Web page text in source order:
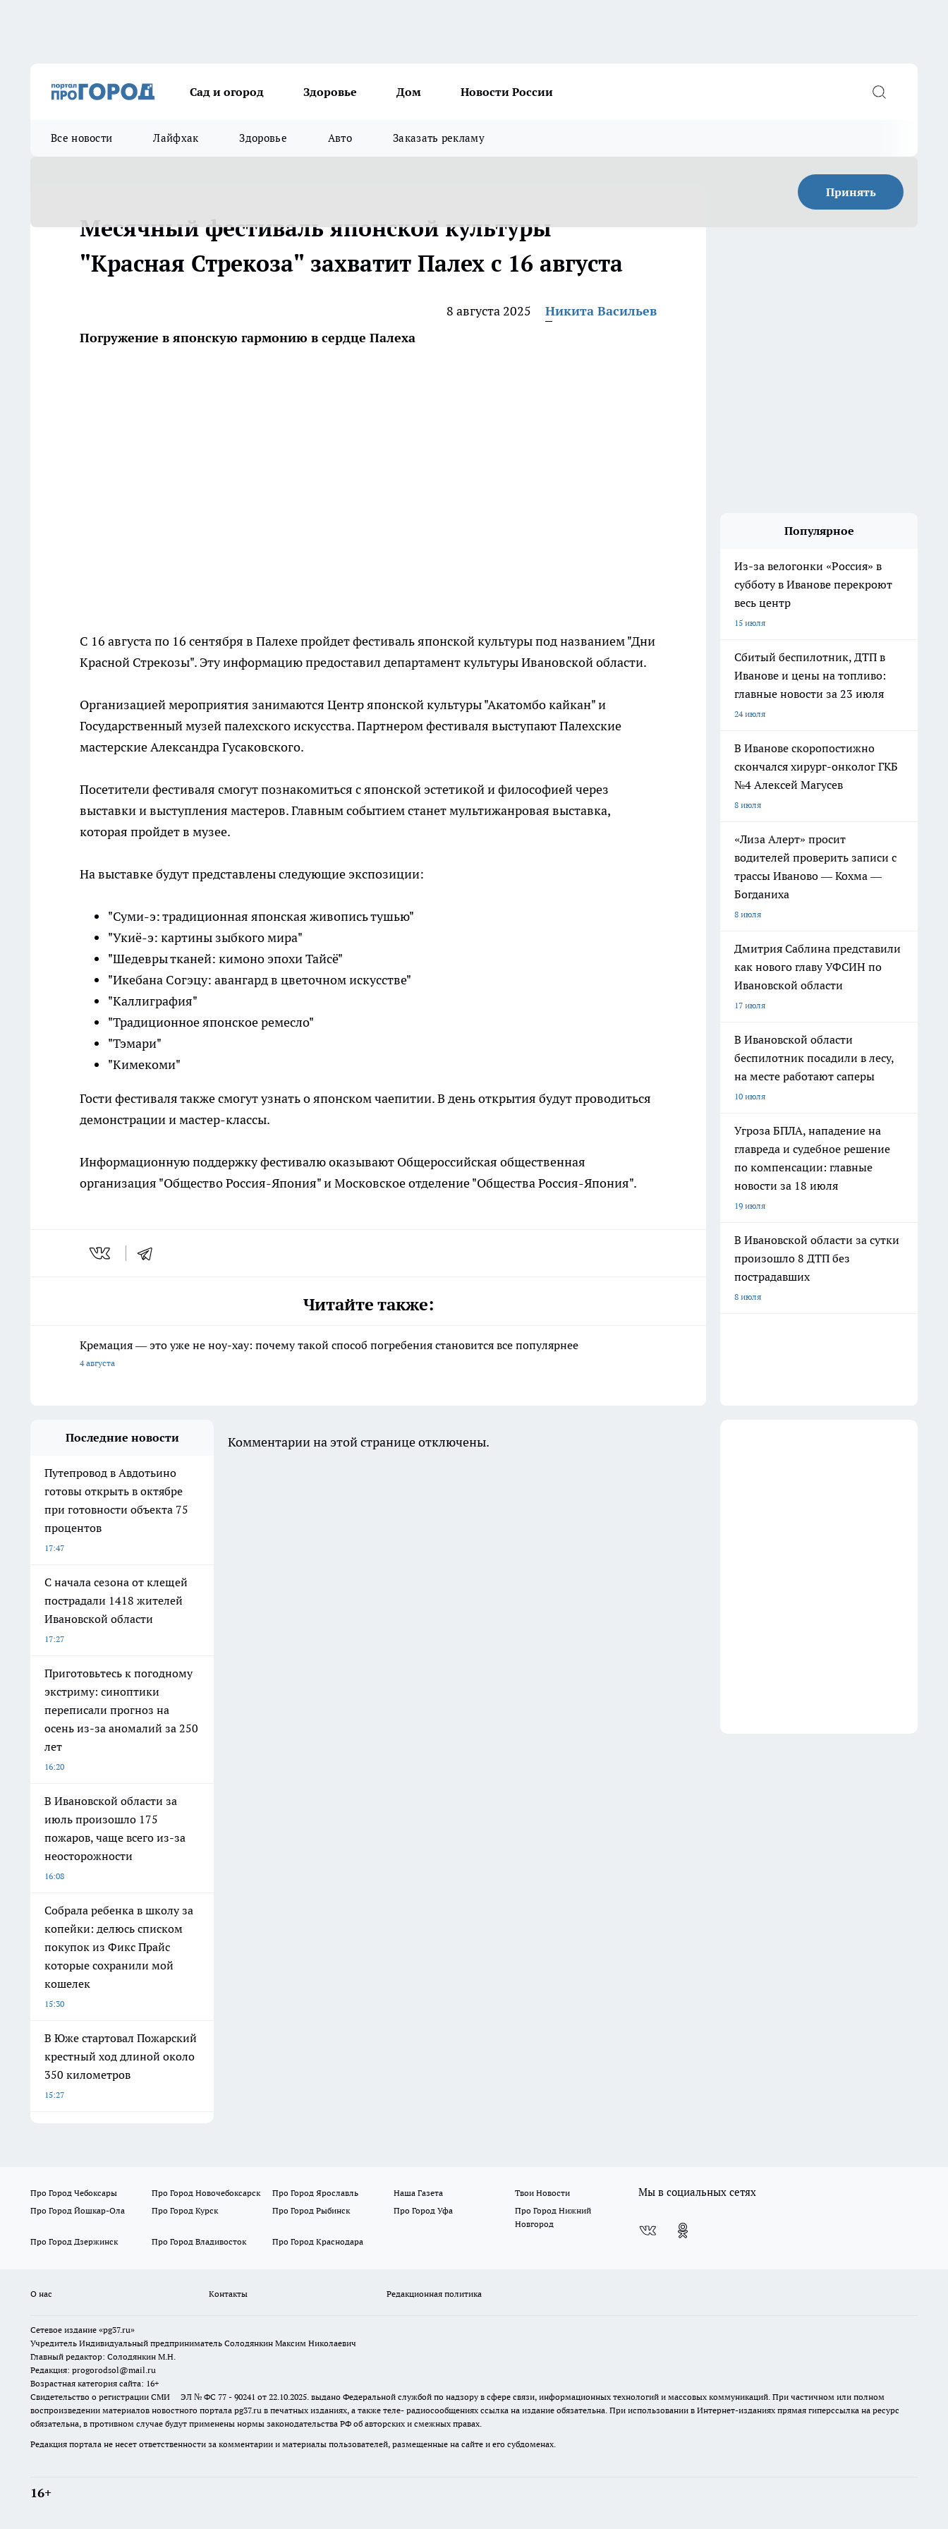
Сад и огород Здоровье Дом Новости России
Все новости Лайфхак Здоровье Авто Заказать рекламу
Принять
Месячный фестиваль японской культуры
"Красная Стрекоза" захватит Палех с 16 августа
8 августа 2025
Никита Васильев
Погружение в японскую гармонию в сердце Палеха
С 16 августа по 16 сентября в Палехе пройдет фестиваль японской культуры под названием "Дни
Красной Стрекозы". Эту информацию предоставил департамент культуры Ивановской области.
Организацией мероприятия занимаются Центр японской культуры "Акатомбо кайкан" и
Государственный музей палехского искусства. Партнером фестиваля выступают Палехские
мастерские Александра Гусаковского.
Посетители фестиваля смогут познакомиться с японской эстетикой и философией через
выставки и выступления мастеров. Главным событием станет мультижанровая выставка,
которая пройдет в музее.
На выставке будут представлены следующие экспозиции:
"Суми-э: традиционная японская живопись тушью"
"Укиё-э: картины зыбкого мира"
"Шедевры тканей: кимоно эпохи Тайсё"
"Икебана Согэцу: авангард в цветочном искусстве"
"Каллиграфия"
"Традиционное японское ремесло"
"Тэмари"
"Кимекоми"
Гости фестиваля также смогут узнать о японском чаепитии. В день открытия будут проводиться
демонстрации и мастер-классы.
Информационную поддержку фестивалю оказывают Общероссийская общественная
организация "Общество Россия-Япония" и Московское отделение "Общества Россия-Япония".
Читайте также:
Кремация — это уже не ноу-хау: почему такой способ погребения становится все популярнее
4 августа
Популярное
Из-за велогонки «Россия» в
субботу в Иванове перекроют
весь центр
15 июля
Сбитый беспилотник, ДТП в
Иванове и цены на топливо:
главные новости за 23 июля
24 июля
В Иванове скоропостижно
скончался хирург-онколог ГКБ
№4 Алексей Магусев
8 июля
«Лиза Алерт» просит
водителей проверить записи с
трассы Иваново — Кохма —
Богданиха
8 июля
Дмитрия Саблина представили
как нового главу УФСИН по
Ивановской области
17 июля
В Ивановской области
беспилотник посадили в лесу,
на месте работают саперы
10 июля
Угроза БПЛА, нападение на
главреда и судебное решение
по компенсации: главные
новости за 18 июля
19 июля
В Ивановской области за сутки
произошло 8 ДТП без
пострадавших
8 июля
Последние новости
Путепровод в Авдотьино
готовы открыть в октябре
при готовности объекта 75
процентов
17:47
С начала сезона от клещей
пострадали 1418 жителей
Ивановской области
17:27
Приготовьтесь к погодному
экстриму: синоптики
переписали прогноз на
осень из-за аномалий за 250
лет
16:20
В Ивановской области за
июль произошло 175
пожаров, чаще всего из-за
неосторожности
16:08
Собрала ребенка в школу за
копейки: делюсь списком
покупок из Фикс Прайс
которые сохранили мой
кошелек
15:30
В Юже стартовал Пожарский
крестный ход длиной около
350 километров
15:27
Комментарии на этой странице отключены.
Про Город Чебоксары Про Город Новочебоксарск Про Город Ярославль Наша Газета
Твои Новости
Про Город Йошкар-Ола
Про Город Курск Про Город Рыбинск Про Город Уфа
Про Город Нижний
Новгород
Про Город Дзержинск
Про Город Владивосток Про Город Краснодара
Мы в социальных сетях
О нас Контакты Редакционная политика
Сетевое издание «pg37.ru»
Учредитель Индивидуальный предприниматель Солодянкин Максим Николаевич
Главный редактор: Солодянкин М.Н.
Редакция: progorodsol@mail.ru
Возрастная категория сайта: 16+
Свидетельство о регистрации СМИ ЭЛ № ФС 77 - 90241 от 22.10.2025. выдано Федеральной службой по надзору в сфере связи, информационных технологий и массовых коммуникаций. При частичном или полном
воспроизведении материалов новостного портала pg37.ru в печатных изданиях, а также теле- радиосообщениях ссылка на издание обязательна. При использовании в Интернет-изданиях прямая гиперссылка на ресурс
обязательна, в противном случае будут применены нормы законодательства РФ об авторских и смежных правах.
Редакция портала не несет ответственности за комментарии и материалы пользователей, размещенные на сайте и его субдоменах.
16+